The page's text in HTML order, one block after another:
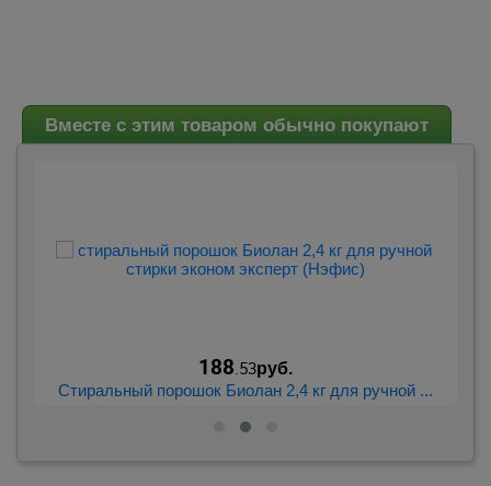
Вместе с этим товаром обычно покупают
188 .53руб.
Стиральный порошок Биолан 2,4 кг для ручной ...